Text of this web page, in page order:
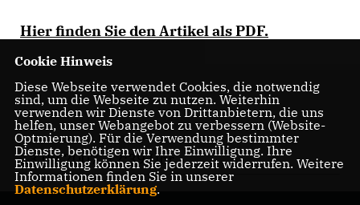
Hier finden Sie den Artikel als PDF.
13.09.2007, 12:39 Uhr
Cookie Hinweis
Diese Webseite verwendet Cookies, die notwendig
sind, um die Webseite zu nutzen. Weiterhin
verwenden wir Dienste von Drittanbietern, die uns
helfen, unser Webangebot zu verbessern (Website-
Optmierung). Für die Verwendung bestimmter
Dienste, benötigen wir Ihre Einwilligung. Ihre
Einwilligung können Sie jederzeit widerrufen. Weitere
Informationen finden Sie in unserer
Datenschutzerklärung.